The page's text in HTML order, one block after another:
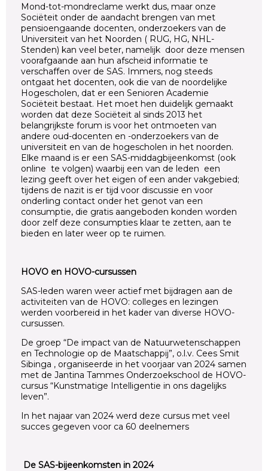
Mond-tot-mondreclame werkt dus, maar onze
Sociëteit onder de aandacht brengen van met
pensioengaande docenten, onderzoekers van de
Universiteit van het Noorden ( RUG, HG, NHL-
Stenden) kan veel beter, namelijk door deze mensen
voorafgaande aan hun afscheid informatie te
verschaffen over de SAS. Immers, nog steeds
ontgaat het docenten, ook die van de noordelijke
Hogescholen, dat er een Senioren Academie
Sociëteit bestaat. Het moet hen duidelijk gemaakt
worden dat deze Sociëteit al sinds 2013 het
belangrijkste forum is voor het ontmoeten van
andere oud-docenten en -onderzoekers van de
universiteit en van de hogescholen in het noorden.
Elke maand is er een SAS-middagbijeenkomst (ook
online te volgen) waarbij een van de leden een
lezing geeft over het eigen of een ander vakgebied;
tijdens de nazit is er tijd voor discussie en voor
onderling contact onder het genot van een
consumptie, die gratis aangeboden konden worden
door zelf deze consumpties klaar te zetten, aan te
bieden en later weer op te ruimen.
HOVO en HOVO-cursussen
SAS-leden waren weer actief met bijdragen aan de
activiteiten van de HOVO: colleges en lezingen
werden voorbereid in het kader van diverse HOVO-
cursussen.
De groep “De impact van de Natuurwetenschappen
en Technologie op de Maatschappij”, o.l.v. Cees Smit
Sibinga , organiseerde in het voorjaar van 2024 samen
met de Jantina Tammes Onderzoekschool de HOVO-
cursus “Kunstmatige Intelligentie in ons dagelijks
leven”.
In het najaar van 2024 werd deze cursus met veel
succes gegeven voor ca 60 deelnemers
De SAS-bijeenkomsten in 2024